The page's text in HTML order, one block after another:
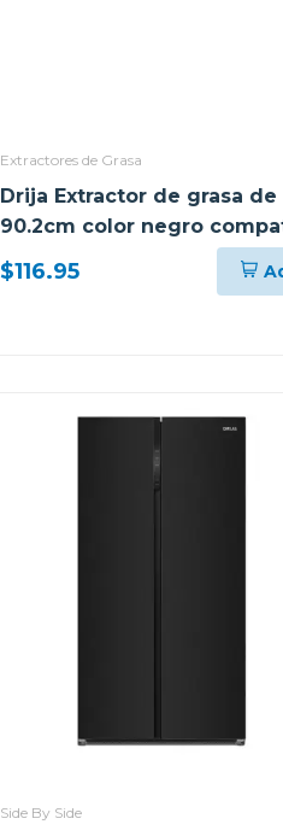
Extractores de Grasa
Drija Extractor de grasa de
90.2cm color negro
$116.95
Side By Side